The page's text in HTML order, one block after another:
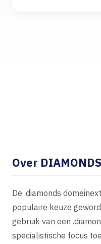
Over
De .diamonds
populaire keuze
gebruik van een
specialistische focus